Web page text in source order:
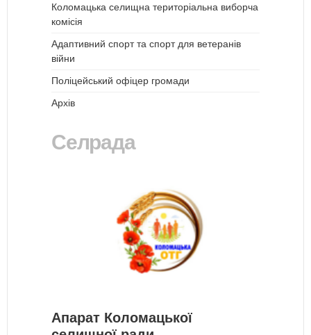
Коломацька селищна територіальна виборча
комісія
Адаптивний спорт та спорт для ветеранів
війни
Поліцейський офіцер громади
Архів
Селрада
Апарат Коломацької